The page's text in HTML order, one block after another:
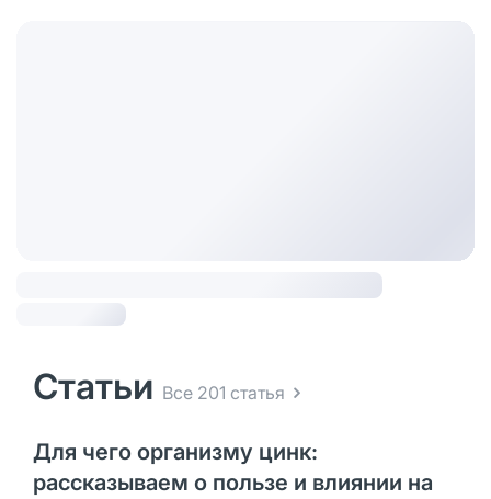
Статьи Все 201 статья
Для чего организму цинк:
рассказываем о пользе и влиянии на